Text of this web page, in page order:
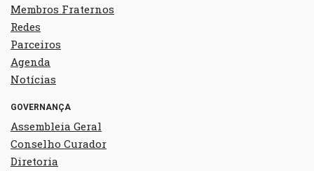
Membros Fraternos
Redes
Parceiros
Agenda
Notícias
GOVERNANÇA
Assembleia Geral
Conselho Curador
Diretoria